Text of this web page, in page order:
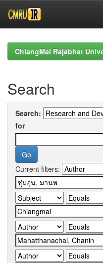
navigationChiangMai Rajabhat
Search
Search:
for
Current filters: